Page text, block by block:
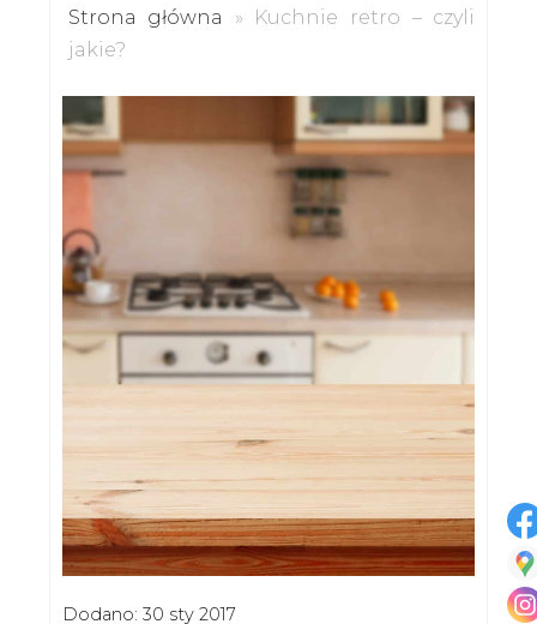
Strona główna » Kuchnie retro – czyli
jakie?
Dodano: 30 sty 2017